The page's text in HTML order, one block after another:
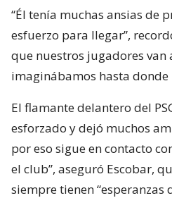
“Él tenía muchas ansias de
esfuerzo para llegar”,
que nuestros jugadores van
imaginábamos hasta donde
El flamante delantero del
esforzado y dejó muchos
por eso sigue en contacto
el club”, aseguró Escobar,
siempre tienen